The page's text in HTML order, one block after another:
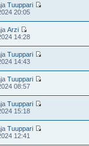
Tuuppari
20:05
Arzi
14:28
Tuuppari
14:43
Tuuppari
08:57
Tuuppari
15:18
Tuuppari
12:41